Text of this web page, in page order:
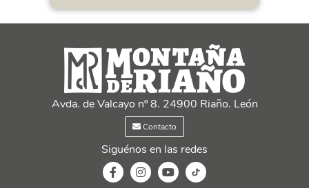
Avda. de Valcayo nº 8. 24900 Riaño. León
Contacto
Siguénos en las redes